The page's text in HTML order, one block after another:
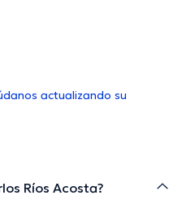
actualizando su
Ríos Acosta?